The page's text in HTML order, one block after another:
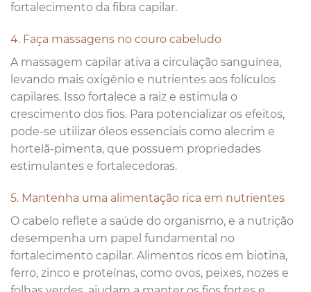
fortalecimento da fibra capilar.
4. Faça massagens no couro cabeludo
A massagem capilar ativa a circulação sanguínea,
levando mais oxigênio e nutrientes aos folículos
capilares. Isso fortalece a raiz e estimula o
crescimento dos fios. Para potencializar os efeitos,
pode-se utilizar óleos essenciais como alecrim e
hortelã-pimenta, que possuem propriedades
estimulantes e fortalecedoras.
5. Mantenha uma alimentação rica em nutrientes
O cabelo reflete a saúde do organismo, e a nutrição
desempenha um papel fundamental no
fortalecimento capilar. Alimentos ricos em biotina,
ferro, zinco e proteínas, como ovos, peixes, nozes e